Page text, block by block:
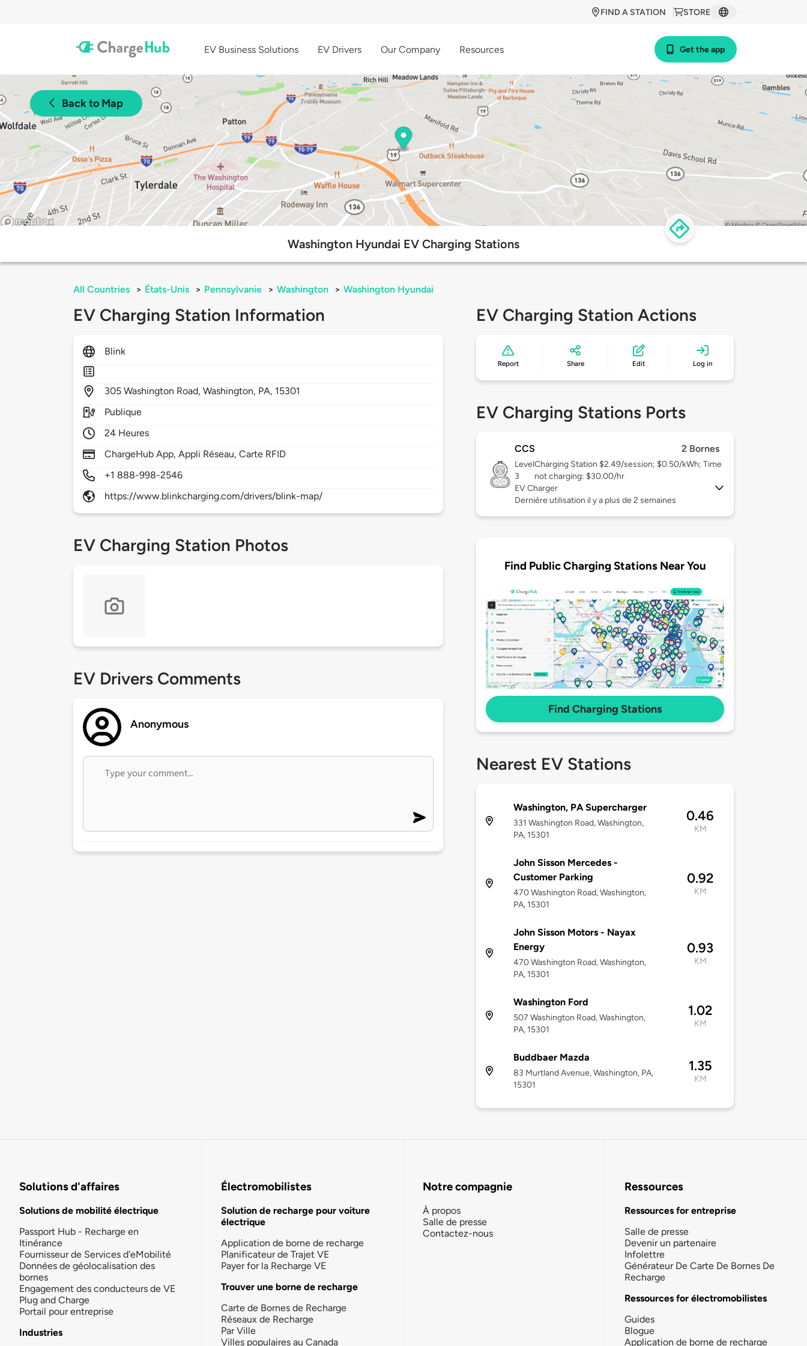
STORE
FIND A STATION
EV Business Solutions EV Drivers Our Company Resources Get the app
Back to Map
Washington Hyundai EV Charging Stations
All Countries > États-Unis > Pennsylvanie > Washington > Washington Hyundai
EV Charging Station Information
Blink
305Washington Road,Washington, PA, 15301
Publique
24 Heures
ChargeHub App, Appli Réseau, Carte RFID
+1 888-998-2546
https://www.blinkcharging.com/drivers/blink-map/
EV Charging Station Photos
EV Drivers Comments
Anonymous
EV Charging Station Actions
Report Share Edit Log in
EV Charging Stations Ports
CCS 2 Bornes
Level
3
Charging Station $2.49/session; $0.50/kWh; Time
not charging: $30.00/hr
EV Charger
Dernière utilisation il y a plus de 2 semaines
Find Public Charging Stations Near You
Find Charging Stations
Nearest EV Stations
Washington, PA Supercharger
331 Washington Road, Washington,
PA, 15301
0.46
KM
John Sisson Mercedes -
Customer Parking
470 Washington Road, Washington,
PA, 15301
0.92
KM
John Sisson Motors - Nayax
Energy
470 Washington Road, Washington,
PA, 15301
0.93
KM
Washington Ford
507 Washington Road, Washington,
PA, 15301
1.02
KM
Buddbaer Mazda
83 Murtland Avenue, Washington, PA,
15301
1.35
KM
Solutions d'affaires
Solutions de mobilité électrique
Passport Hub - Recharge en
Itinérance
Fournisseur de Services d'eMobilité
Données de géolocalisation des
bornes
Engagement des conducteurs de VE
Plug and Charge
Portail pour entreprise
Industries
Électromobilistes
Solution de recharge pour voiture
électrique
Application de borne de recharge
Planificateur de Trajet VE
Payer for la Recharge VE
Trouver une borne de recharge
Carte de Bornes de Recharge
Réseaux de Recharge
Par Ville
Villes populaires au Canada
Notre compagnie
À propos
Salle de presse
Contactez-nous
Ressources
Ressources for entreprise
Salle de presse
Devenir un partenaire
Infolettre
Générateur De Carte De Bornes De
Recharge
Ressources for électromobilistes
Guides
Blogue
Application de borne de recharge